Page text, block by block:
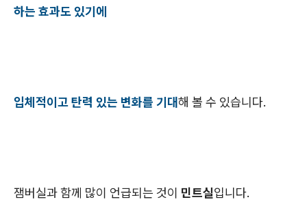
하는 효과도 있기에
입체적이고 탄력 있는 변화를 기대해 볼 수 있습니다.
잼버실과 함께 많이 언급되는 것이 민트실입니다.